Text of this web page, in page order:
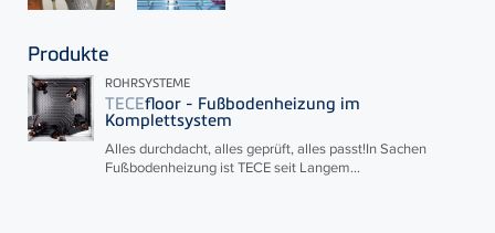
Produkte
ROHRSYSTEME
TECEfloor - Fußbodenheizung im
Komplettsystem
Alles durchdacht, alles geprüft, alles passt!In Sachen
Fußbodenheizung istTECEseit Langem...